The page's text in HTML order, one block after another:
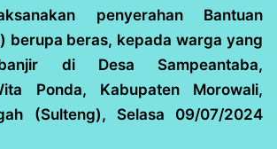
penyerahan Bantuan
berupa beras, kepada warga yang
di Desa Sampeantaba,
Ponda, Kabupaten Morowali,
(Sulteng), Selasa 09/07/2024